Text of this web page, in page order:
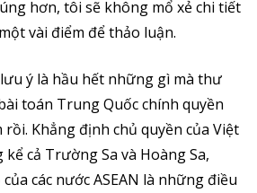
hơn, tôi sẽ không mổ xẻ chi tiết
vài điểm để thảo luận.
ý là hầu hết những gì mà thư
toán Trung Quốc chính quyền
rồi. Khẳng định chủ quyền của Việt
cả Trường Sa và Hoàng Sa,
các nước ASEAN là những điều